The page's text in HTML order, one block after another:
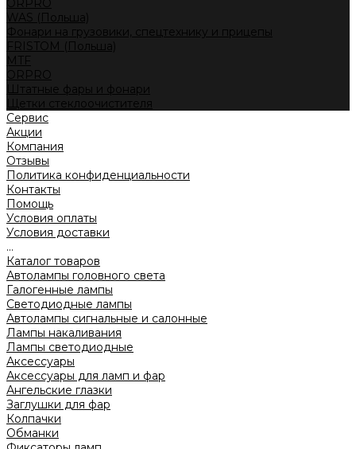
ORPRO
WAS (Польша)
Фонари на грузовики, спецтехнику и прицепы
FRISTOM (Польша)
MTF
ORPRO
Штатные фары и фонари
Щетки стеклоочистителя
Сервис
Акции
Компания
Отзывы
Политика конфиденциальности
Контакты
Помощь
Условия оплаты
Условия доставки
...
Каталог товаров
Автолампы головного света
Галогенные лампы
Светодиодные лампы
Автолампы сигнальные и салонные
Лампы накаливания
Лампы светодиодные
Аксессуары
Аксессуары для ламп и фар
Ангельские глазки
Заглушки для фар
Колпачки
Обманки